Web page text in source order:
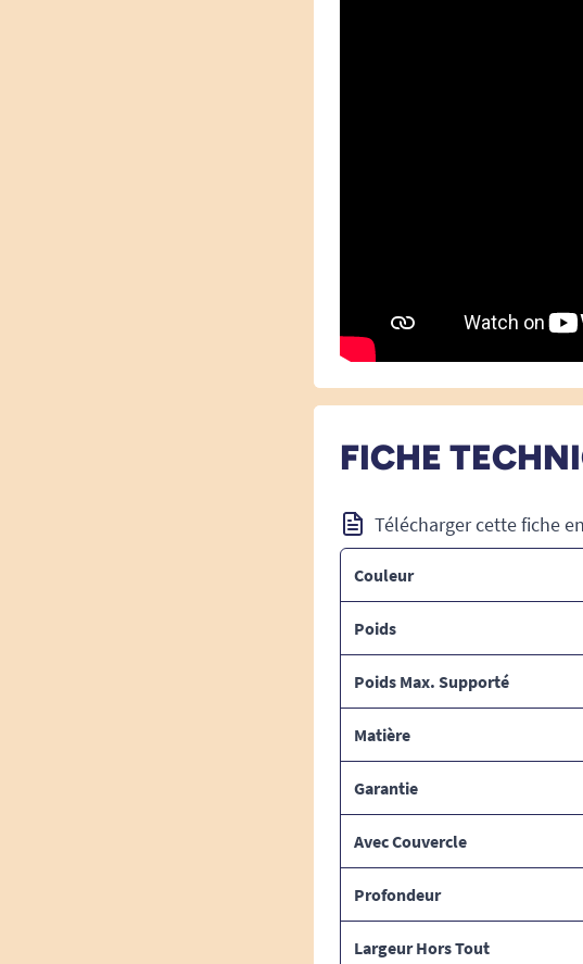
FICHE
Télécharger cette fiche
Couleur
Poids
Poids Max. Supporté
Matière
Garantie
Avec Couvercle
Profondeur
Largeur Hors Tout